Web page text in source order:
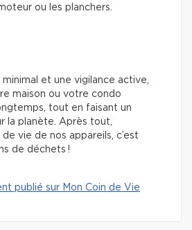
ou les planchers.
et une vigilance active,
maison ou votre condo
tout en faisant un
la planète. Après tout,
vie de nos appareils, c’est
de déchets !
publié sur Mon Coin de Vie